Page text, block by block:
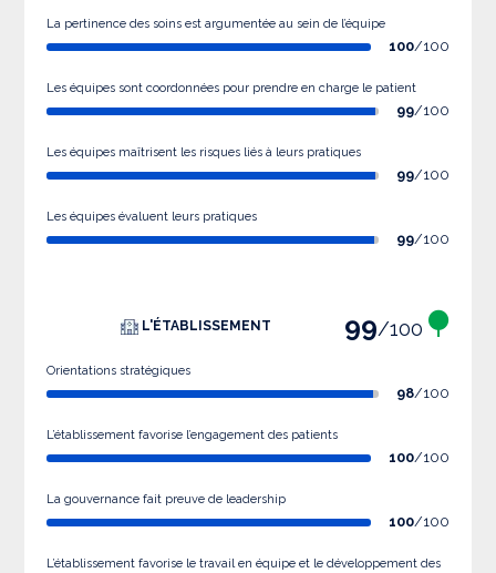
La pertinence des soins est argumentée au sein de l’équipe
100/100
Les équipes sont coordonnées pour prendre en charge le patient
99/100
Les équipes maîtrisent les risques liés à leurs pratiques
99/100
Les équipes évaluent leurs pratiques
99/100
L'ÉTABLISSEMENT 99/100
Orientations stratégiques
98/100
L’établissement favorise l’engagement des patients
100/100
La gouvernance fait preuve de leadership
100/100
L’établissement favorise le travail en équipe et le développement des